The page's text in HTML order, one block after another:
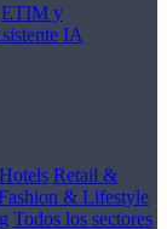
ETIM y
IA
Retail &
& Lifestyle
Todos los sectores